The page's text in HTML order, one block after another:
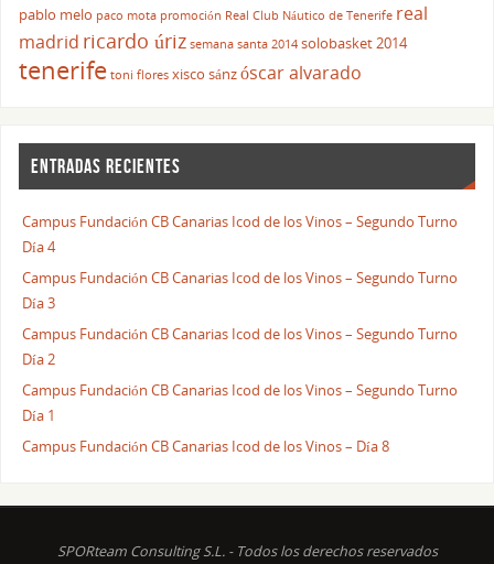
pablo melo paco mota promoción Real Club Náutico de Tenerife real
madrid ricardo úriz semana santa 2014 solobasket 2014
tenerife toni flores xisco sánzóscar alvarado
ENTRADAS RECIENTES
Campus Fundación CB Canarias Icod de los Vinos – Segundo Turno
Día 4
Campus Fundación CB Canarias Icod de los Vinos – Segundo Turno
Día 3
Campus Fundación CB Canarias Icod de los Vinos – Segundo Turno
Día 2
Campus Fundación CB Canarias Icod de los Vinos – Segundo Turno
Día 1
Campus Fundación CB Canarias Icod de los Vinos – Día 8
SPORteam Consulting S.L. - Todos los derechos reservados